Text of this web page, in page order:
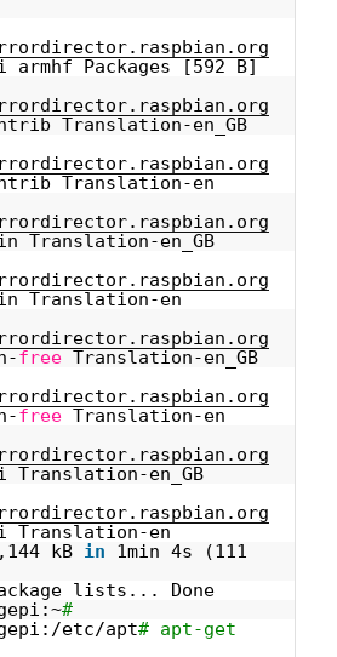
armhf Packages [592 B]
Translation-en_GB
Translation-en
Translation-en_GB
Translation-en
free Translation-en_GB
free Translation-en
Translation-en_GB
Translation-en
kB in
1min 4s (111
lists... Done
#
etc/apt# apt-get